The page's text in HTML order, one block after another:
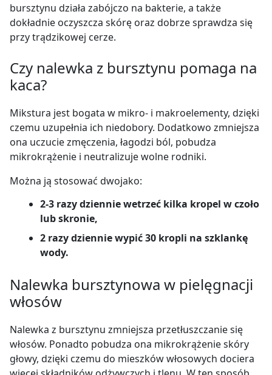
bursztynu działa zabójczo na bakterie, a także
dokładnie oczyszcza skórę oraz dobrze sprawdza się
przy trądzikowej cerze.
Czy nalewka z bursztynu pomaga na
kaca?
Mikstura jest bogata w mikro- i makroelementy, dzięki
czemu uzupełnia ich niedobory. Dodatkowo zmniejsza
ona uczucie zmęczenia, łagodzi ból, pobudza
mikrokrążenie i neutralizuje wolne rodniki.
Można ją stosować dwojako:
2-3 razy dziennie wetrzeć kilka kropel w czoło
lub skronie,
2 razy dziennie wypić 30 kropli na szklankę
wody.
Nalewka bursztynowa w pielęgnacji
włosów
Nalewka z bursztynu zmniejsza przetłuszczanie się
włosów. Ponadto pobudza ona mikrokrążenie skóry
głowy, dzięki czemu do mieszków włosowych dociera